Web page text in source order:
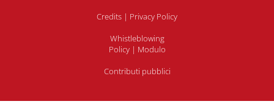
Credits | Privacy Policy
Whistleblowing
Policy| Modulo
Contributi pubblici